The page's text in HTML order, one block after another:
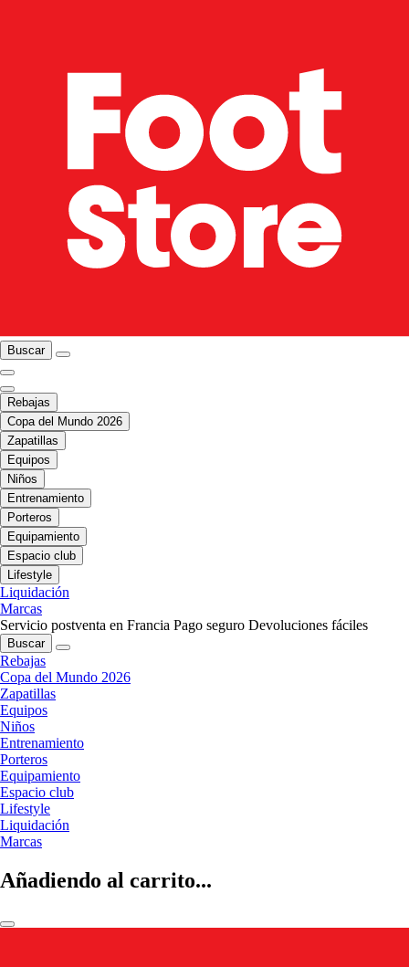
Buscar
Rebajas
Copa del Mundo 2026
Zapatillas
Equipos
Niños
Entrenamiento
Porteros
Equipamiento
Espacio club
Lifestyle
Liquidación
Marcas
Servicio postventa en Francia Pago seguro Devoluciones fáciles
Buscar
Rebajas
Copa del Mundo 2026
Zapatillas
Equipos
Niños
Entrenamiento
Porteros
Equipamiento
Espacio club
Lifestyle
Liquidación
Marcas
Añadiendo al carrito...